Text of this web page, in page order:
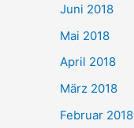
Juni 2018
Mai 2018
April 2018
März 2018
Februar 2018